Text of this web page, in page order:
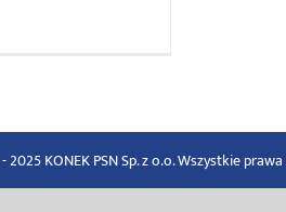
2025 KONEK PSN Sp. z o.o. Wszystkie